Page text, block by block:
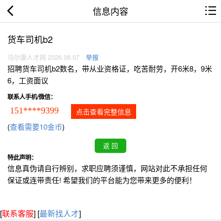
信息内容
货车司机b2
马尔康人才网 2026.08.07 举报
招聘货车司机b2数名，带从业资格证，吃苦耐劳，开6米8，9米
6，工资面议
联系人手机/微信：
151****9399 点击查看完整信息
(查看需要10金币)
特此声明：
信息真伪请自行辨别，求职应聘须谨慎，网站对此不承担任何
保证或连带责任! 希望我们的平台能为您带来更多的便利！
[联系客服] [最新找人才]